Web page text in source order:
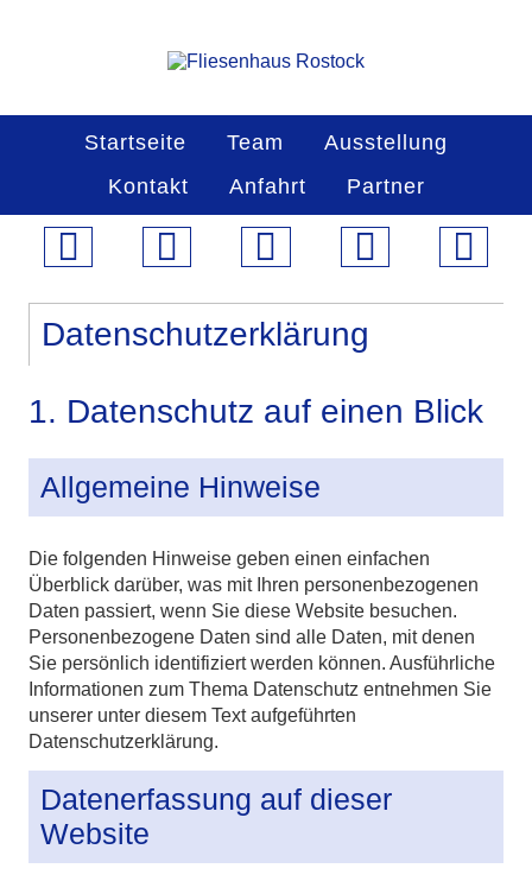
Startseite Team
Ausstellung
Kontakt
Anfahrt Partner
Datenschutz­erklärung
1. Datenschutz auf einen Blick
Allgemeine Hinweise
Die folgenden Hinweise geben einen einfachen
Überblick darüber, was mit Ihren personenbezogenen
Daten passiert, wenn Sie diese Website besuchen.
Personenbezogene Daten sind alle Daten, mit denen
Sie persönlich identifiziert werden können. Ausführliche
Informationen zum Thema Datenschutz entnehmen Sie
unserer unter diesem Text aufgeführten
Datenschutzerklärung.
Datenerfassung auf dieser
Website